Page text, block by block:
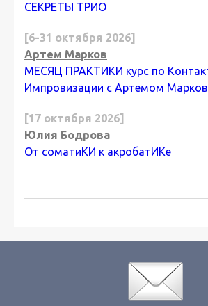
СЕКРЕТЫ ТРИО
[6-31 октября 2026]
Артем Марков
МЕСЯЦ ПРАКТИКИ курс по
Импровизации с Артемом
[17 октября 2026]
Юлия Бодрова
От соматиКИ к акробатИКе